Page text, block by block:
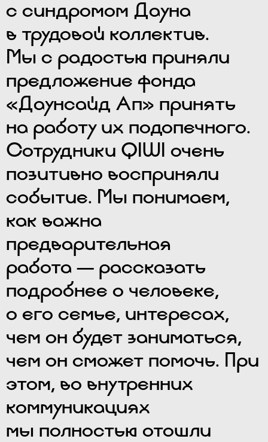
с синдромом Дауна
в трудовой коллектив.
Мы с радостью приняли
предложение фонда
«Даунсайд Ап» принять
на работу их подопечного.
Сотрудники QIWI очень
позитивно восприняли
событие. Мы понимаем,
как важна
предварительная
работа — рассказать
подробнее о человеке,
о его семье, интересах,
чем он будет заниматься,
чем он сможет помочь. При
этом, во внутренних
коммуникациях
мы полностью отошли